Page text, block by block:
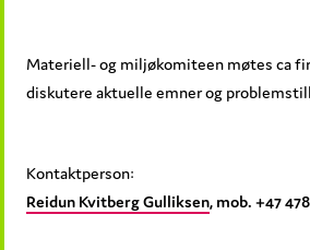
Materiell- og miljøkomiteen møtes ca
diskutere aktuelle emner og
Kontaktperson:
Reidun Kvitberg Gulliksen, mob. +47